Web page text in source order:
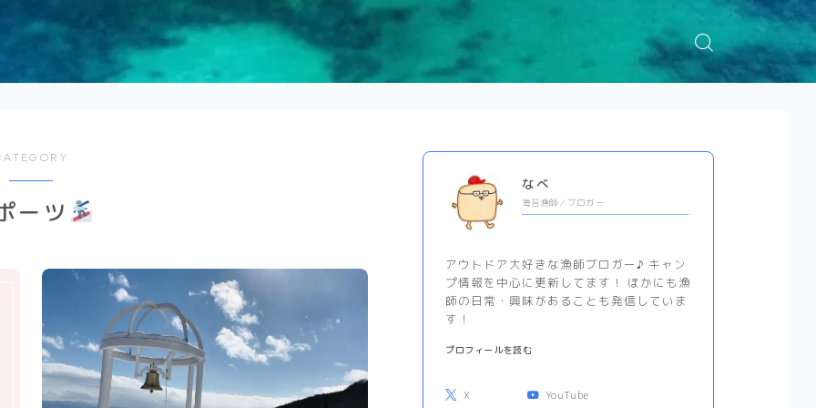
ーツ
なべ
海苔漁師／ブロガー
アウトドア大好きな漁師ブロガー♪ キャン
プ情報を中心に更新してます！ ほかにも漁
師の日常・興味があることも発信していま
す！
プロフィールを読む
X YouTube